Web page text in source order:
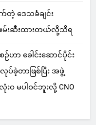
ဒေသခံချင်း
ဖမ်းဆီးထားတယ်လို့သိရ
ဟာ ခေါင်းဆောင်ပိုင်း
ခဲ့တာဖြစ်ပြီး အဖွဲ့
ဝ မပါဝင်ဘူးလို့ CNO